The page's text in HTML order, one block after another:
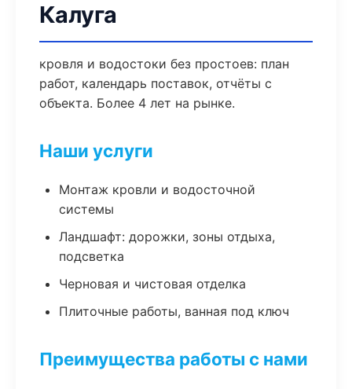
Калуга
кровля и водостоки без простоев: план
работ, календарь поставок, отчёты с
объекта. Более 4 лет на рынке.
Наши услуги
Монтаж кровли и водосточной
системы
Ландшафт: дорожки, зоны отдыха,
подсветка
Черновая и чистовая отделка
Плиточные работы, ванная под ключ
Преимущества работы с нами